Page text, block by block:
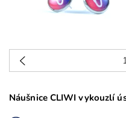
Náušnice CLIWI vykouzlí